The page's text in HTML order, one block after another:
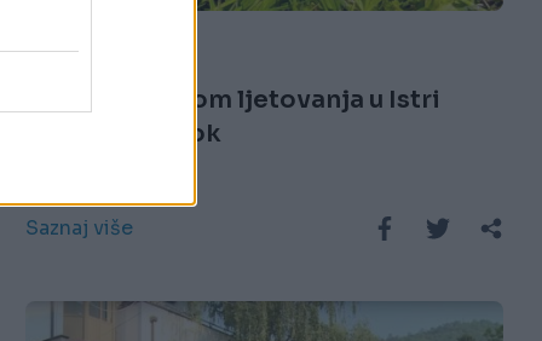
19.08.25. 20:13
Dijete (7) tokom ljetovanja u Istri
ugrizao poskok
Saznaj više